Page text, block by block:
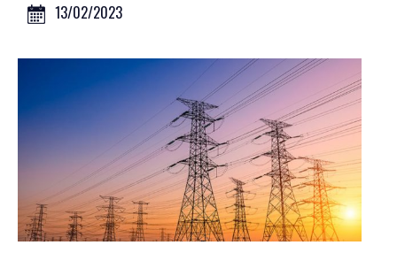
OPŠTE
INFORMACIJE
KAKO SE
REGISTROVATI
KAKO DOĆI
SMJEŠTAJ
AKREDITACIJA
MEDIJA
13/02/2023